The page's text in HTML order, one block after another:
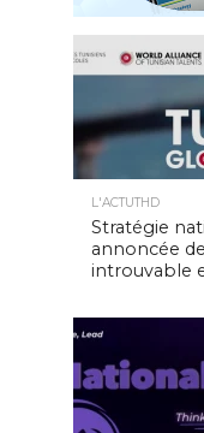
L'ACTUTHD
Stratégie
annoncée
introuvable